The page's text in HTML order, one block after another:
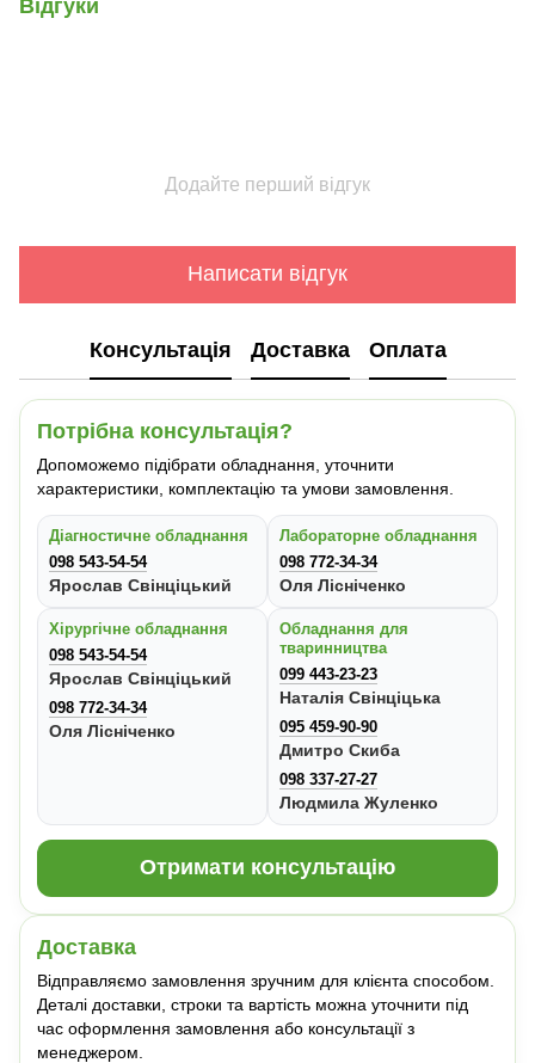
Відгуки
Додайте перший відгук
Написати відгук
Консультація Доставка Оплата
Потрібна консультація?
Допоможемо підібрати обладнання, уточнити
характеристики, комплектацію та умови замовлення.
Діагностичне обладнання
098 543-54-54
Ярослав Свінціцький
Лабораторне обладнання
098 772-34-34
Оля Лісніченко
Хірургічне обладнання
098 543-54-54
Ярослав Свінціцький
098 772-34-34
Оля Лісніченко
Обладнання для
тваринництва
099 443-23-23
Наталія Свінціцька
095 459-90-90
Дмитро Скиба
098 337-27-27
Людмила Жуленко
Отримати консультацію
Доставка
Відправляємо замовлення зручним для клієнта способом.
Деталі доставки, строки та вартість можна уточнити під
час оформлення замовлення або консультації з
менеджером.